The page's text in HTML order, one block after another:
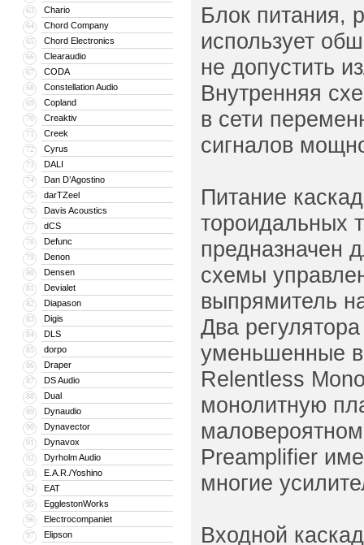
63 Chario
64 Chord Company
65 Chord Electronics
66 Clearaudio
67 CODA
68 Constellation Audio
69 Copland
70 Creaktiv
71 Creek
72 Cyrus
73 DALI
74 Dan D’Agostino
75 darTZeel
76 Davis Acoustics
77 dCS
78 Defunc
79 Denon
80 Densen
81 Devialet
82 Diapason
83 Digis
84 DLS
85 dorpo
86 Draper
87 DS Audio
88 Dual
89 Dynaudio
90 Dynavector
91 Dynavox
92 Dyrholm Audio
93 E.A.R./Yoshino
94 EAT
95 EgglestonWorks
96 Electrocompaniet
97 Elipson
Блок питания,
использует
не допустить
Внутренняя
в сети
сигналов
Питание
тороидальных
предназначен
схемы
выпрямитель
Два
уменьшенные
Relentless
монолитную
Preamplifier
многие
Входной